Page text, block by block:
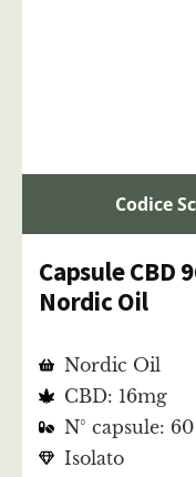
Codice
Capsule CBD
Nordic Oil
Nordic Oil
CBD: 16mg
N° capsule: 60
Isolato